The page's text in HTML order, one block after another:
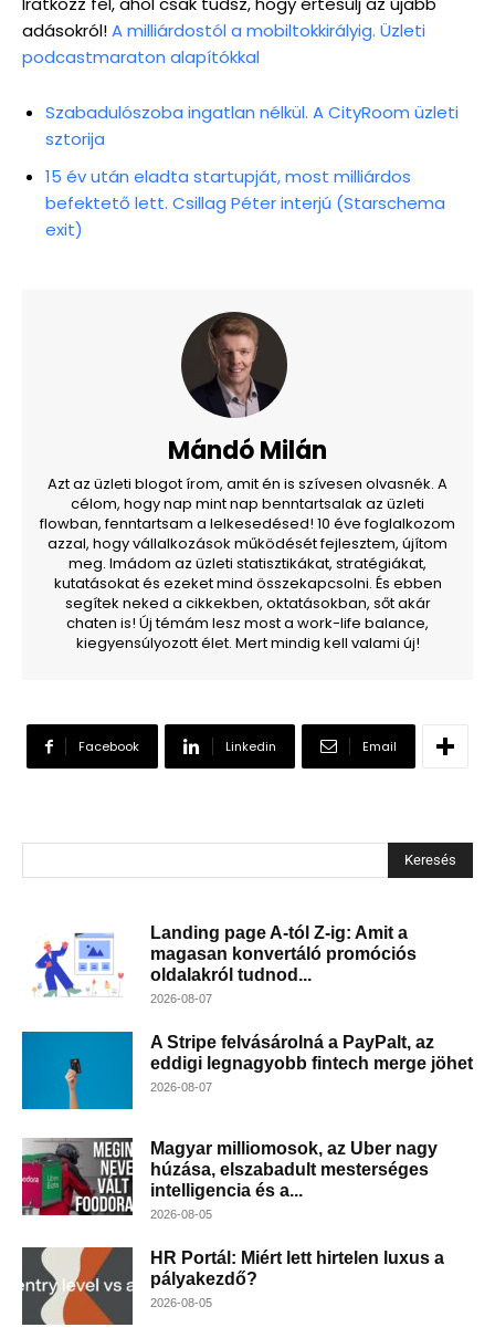
adásokról!A milliárdostól a mobiltokkirályig. Üzleti
podcastmaraton alapítókkal
Szabadulószoba ingatlan nélkül. A CityRoom üzleti
sztorija
15 év után eladta startupját, most milliárdos
befektető lett. Csillag Péter interjú (Starschema
exit)
Mándó Milán
Azt az üzleti blogot írom, amit én is szívesen olvasnék. A
célom, hogy nap mint nap benntartsalak az üzleti
flowban, fenntartsam a lelkesedésed! 10 éve foglalkozom
azzal, hogy vállalkozások működését fejlesztem, újítom
meg. Imádom az üzleti statisztikákat, stratégiákat,
kutatásokat és ezeket mind összekapcsolni. És ebben
segítek neked a cikkekben, oktatásokban, sőt akár
chaten is! Új témám lesz most a work-life balance,
kiegyensúlyozott élet. Mert mindig kell valami új!
Facebook Linkedin Email
Keresés
Landing page A-tól Z-ig: Amit a
magasan konvertáló promóciós
oldalakról tudnod...
2026-08-07
A Stripe felvásárolná a PayPalt, az
eddigi legnagyobb fintech merge jöhet
2026-08-07
Magyar milliomosok, az Uber nagy
húzása, elszabadult mesterséges
intelligencia és a...
2026-08-05
HR Portál: Miért lett hirtelen luxus a
pályakezdő?
2026-08-05